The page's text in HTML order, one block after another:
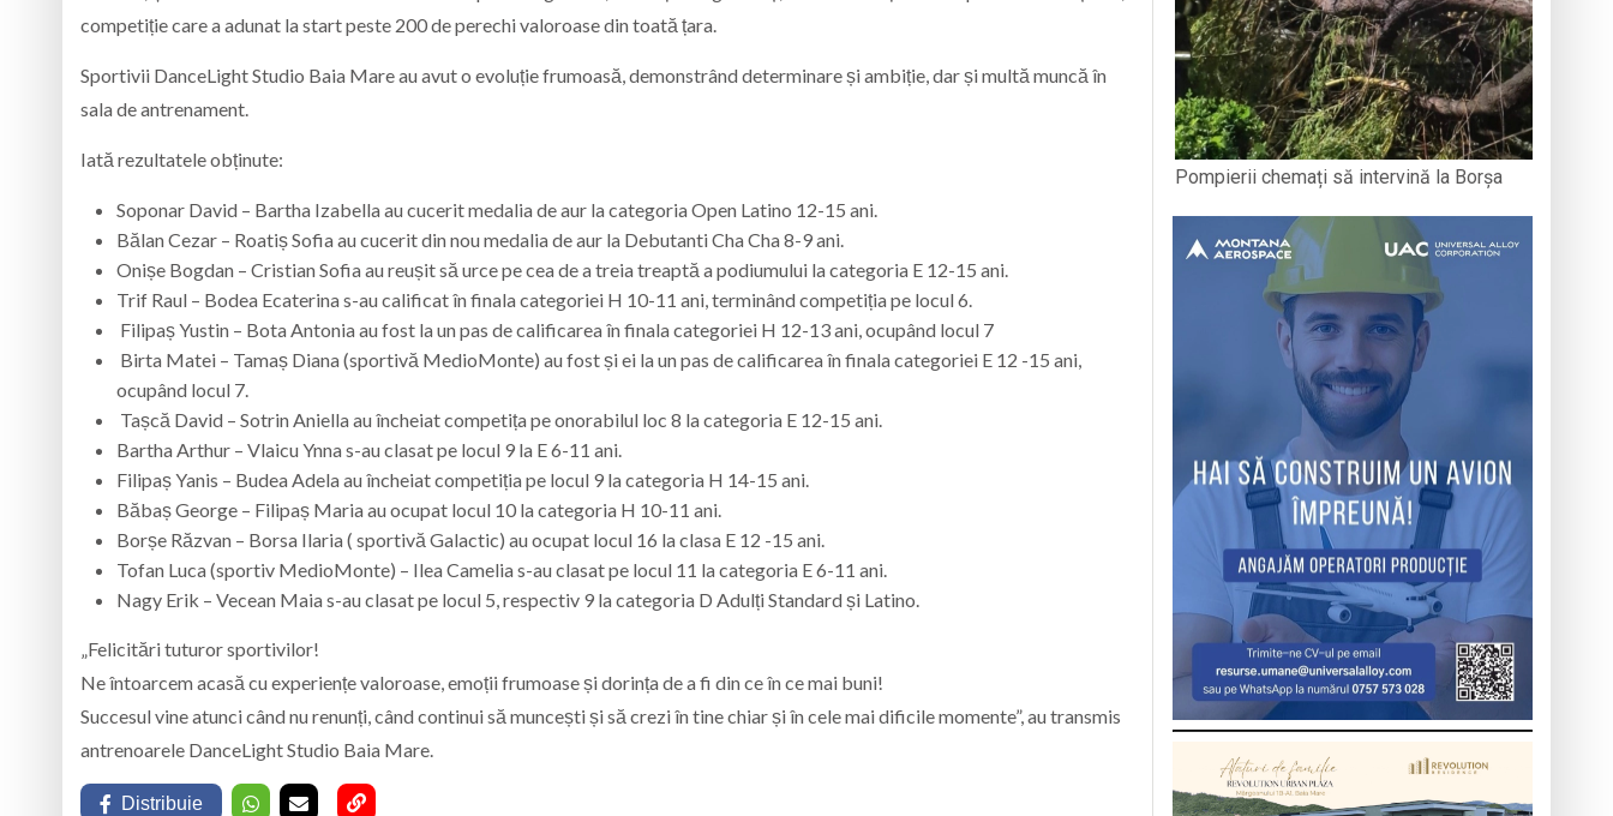
competiție care a adunat la start peste 200 de perechi valoroase din toată țara.
Sportivii DanceLight Studio Baia Mare au avut o evoluție frumoasă, demonstrând determinare și ambiție, dar și multă muncă în
sala de antrenament.
Iată rezultatele obținute:
Soponar David – Bartha Izabella au cucerit medalia de aur la categoria Open Latino 12-15 ani.
Bălan Cezar – Roatiș Sofia au cucerit din nou medalia de aur la Debutanti Cha Cha 8-9 ani.
Onișe Bogdan – Cristian Sofia au reușit să urce pe cea de a treia treaptă a podiumului la categoria E 12-15 ani.
Trif Raul – Bodea Ecaterina s-au calificat în finala categoriei H 10-11 ani, terminând competiția pe locul 6.
Filipaș Yustin – Bota Antonia au fost la un pas de calificarea în finala categoriei H 12-13 ani, ocupând locul 7
Birta Matei – Tamaș Diana (sportivă MedioMonte) au fost și ei la un pas de calificarea în finala categoriei E 12 -15 ani,
ocupând locul 7.
Tașcă David – Sotrin Aniella au încheiat competița pe onorabilul loc 8 la categoria E 12-15 ani.
Bartha Arthur – Vlaicu Ynna s-au clasat pe locul 9 la E 6-11 ani.
Filipaș Yanis – Budea Adela au încheiat competiția pe locul 9 la categoria H 14-15 ani.
Băbaș George – Filipaș Maria au ocupat locul 10 la categoria H 10-11 ani.
Borșe Răzvan – Borsa Ilaria ( sportivă Galactic) au ocupat locul 16 la clasa E 12 -15 ani.
Tofan Luca (sportiv MedioMonte) – Ilea Camelia s-au clasat pe locul 11 la categoria E 6-11 ani.
Nagy Erik – Vecean Maia s-au clasat pe locul 5, respectiv 9 la categoria D Adulți Standard și Latino.
„Felicitări tuturor sportivilor!
Ne întoarcem acasă cu experiențe valoroase, emoții frumoase și dorința de a fi din ce în ce mai buni!
Succesul vine atunci când nu renunți, când continui să muncești și să crezi în tine chiar și în cele mai dificile momente”, au transmis
antrenoarele DanceLight Studio Baia Mare.
Distribuie
Pompierii chemați să intervină la Borșa